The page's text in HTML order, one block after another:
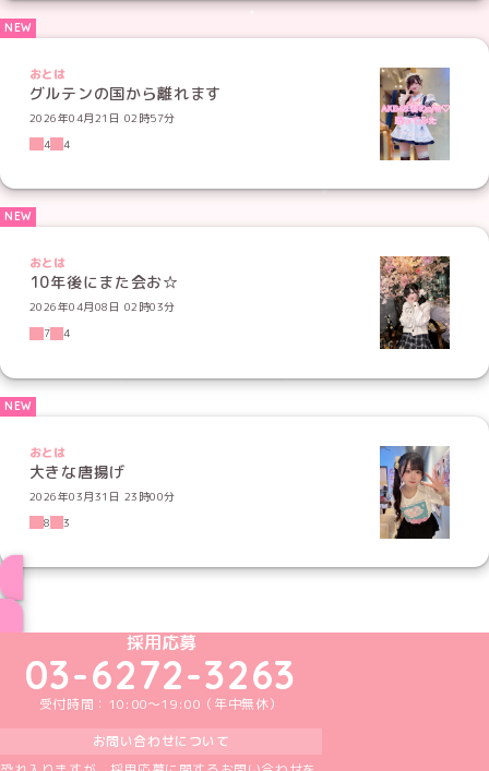
おとは
グルテンの国から離れます
2026年04月21日 02時57分
4
4
おとは
10年後にまた会お☆
2026年04月08日 02時03分
7
4
おとは
大きな唐揚げ
2026年03月31日 23時00分
8
3
めいどりーみんTikTok公式アカウント
めいどりーみんX公式アカウント
めいどりーみんInstagram公式アカウント
めいどりーみんFacebook公式アカウン
めいどりーみんYouTube公式アカ
採用応募
03-6272-3263
受付時間：10:00～19:00（年中無休）
お問い合わせについて